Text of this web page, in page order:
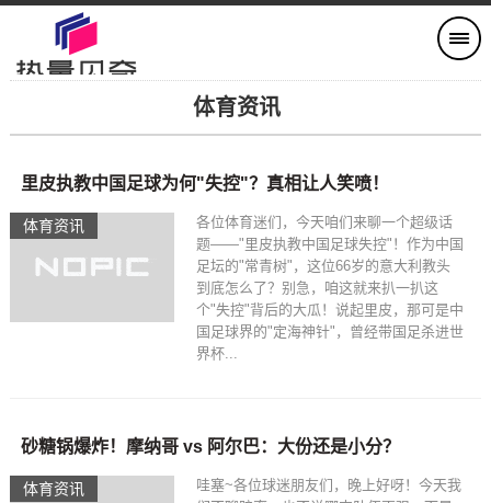
体育资讯
体育资讯
里皮执教中国足球为何"失控"？真相让人笑喷！
各位体育迷们，今天咱们来聊一个超级话
题——"里皮执教中国足球失控"！作为中国
足坛的"常青树"，这位66岁的意大利教头
到底怎么了？别急，咱这就来扒一扒这
个"失控"背后的大瓜！说起里皮，那可是中
国足球界的"定海神针"，曾经带国足杀进世
界杯...
体育资讯
砂糖锅爆炸！摩纳哥 vs 阿尔巴：大份还是小分？
哇塞~各位球迷朋友们，晚上好呀！今天我